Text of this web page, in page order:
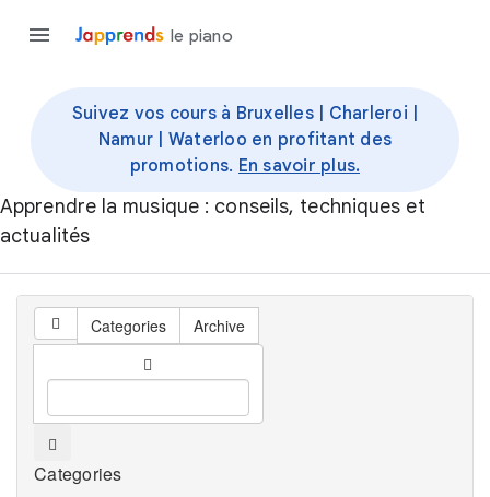
le piano
Suivez vos cours à Bruxelles | Charleroi |
Namur | Waterloo en profitant des
promotions. En savoir plus.
Apprendre la musique : conseils, techniques et
actualités
Categories Archive
Categories